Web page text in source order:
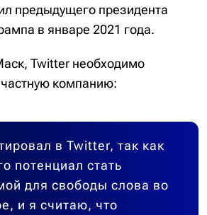
предыдущего президента
в январе 2021 года.
Twitter необходимо
компанию:
в Twitter, так как
потенциал стать
для свободы слова во
и я считаю, что